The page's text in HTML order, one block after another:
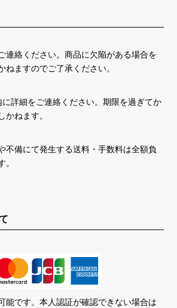
連絡ください。商品に欠陥がある場合を
ますのでご了承ください。
詳細をご連絡ください。期限を過ぎてか
かねます。
不備にて発生する送料・手数料は全額負
能です。本人認証が確認できない場合は